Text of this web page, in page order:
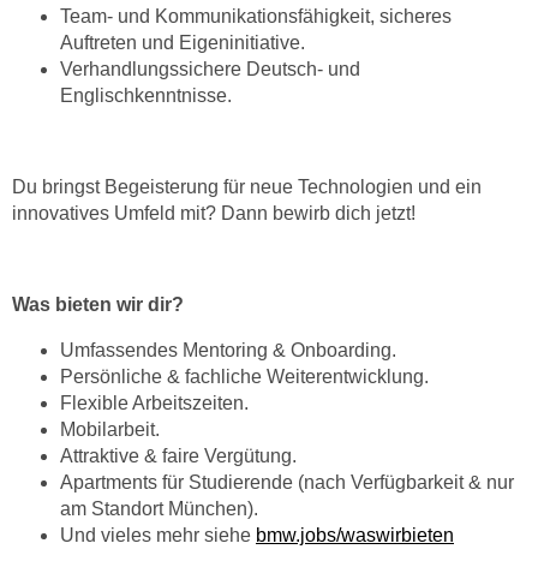
Team- und Kommunikationsfähigkeit, sicheres
Auftreten und Eigeninitiative.
Verhandlungssichere Deutsch- und
Englischkenntnisse.
Du bringst Begeisterung für neue Technologien und ein
innovatives Umfeld mit? Dann bewirb dich jetzt!
Was bieten wir dir?
Umfassendes Mentoring & Onboarding.
Persönliche & fachliche Weiterentwicklung.
Flexible Arbeitszeiten.
Mobilarbeit.
Attraktive & faire Vergütung.
Apartments für Studierende (nach Verfügbarkeit & nur
am Standort München).
Und vieles mehr siehe bmw.jobs/waswirbieten